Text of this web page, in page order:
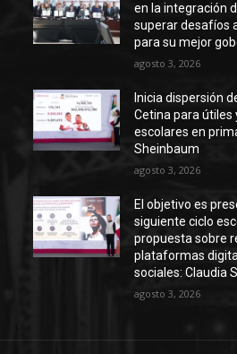
en la integración
superar desafíos
para su mejor
agosto 3, 2026
Inicia dispersión
Cetina para útiles
escolares en
Sheinbaum
agosto 3, 2026
El objetivo es
siguiente ciclo
propuesta sobre
plataformas
sociales: Claudia
agosto 3, 2026